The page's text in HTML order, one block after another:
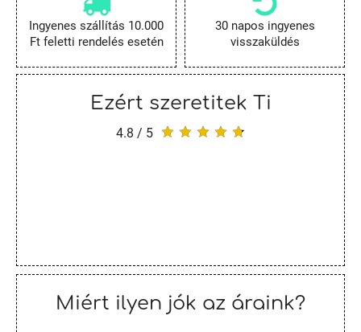
Ingyenes szállítás 10.000
Ft feletti rendelés esetén
30 napos ingyenes
visszaküldés
Ezért szeretitek Ti
4.8 / 5
Miért ilyen jók az áraink?